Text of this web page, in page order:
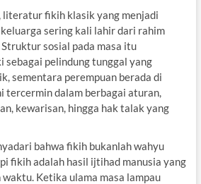
literatur fikih klasik yang menjadi
sering kali lahir dari rahim
sosial pada masa itu
sebagai pelindung tunggal yang
sementara perempuan berada di
tercermin dalam berbagai aturan,
kewarisan, hingga hak talak yang
bahwa fikih bukanlah wahyu
fikih adalah hasil ijtihad manusia yang
Ketika ulama masa lampau